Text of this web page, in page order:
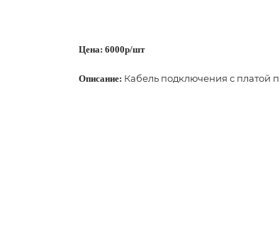
Цена: 6000p/шт
Описание: Кабель подключения с платой